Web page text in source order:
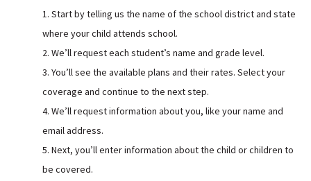
1. Start by telling us the name of the school district and state
where your child attends school.
2. We’ll request each student’s name and grade level.
3. You’ll see the available plans and their rates. Select your
coverage and continue to the next step.
4. We’ll request information about you, like your name and
email address.
5. Next, you’ll enter information about the child or children to
be covered.